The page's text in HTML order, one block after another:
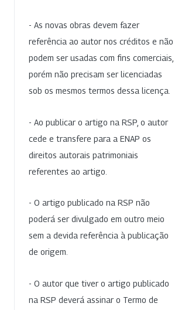
- As novas obras devem fazer
referência ao autor nos créditos e não
podem ser usadas com fins comerciais,
porém não precisam ser licenciadas
sob os mesmos termos dessa licença.
- Ao publicar o artigo na RSP, o autor
cede e transfere para a ENAP os
direitos autorais patrimoniais
referentes ao artigo.
- O artigo publicado na RSP não
poderá ser divulgado em outro meio
sem a devida referência à publicação
de origem.
- O autor que tiver o artigo publicado
na RSP deverá assinar o Termo de